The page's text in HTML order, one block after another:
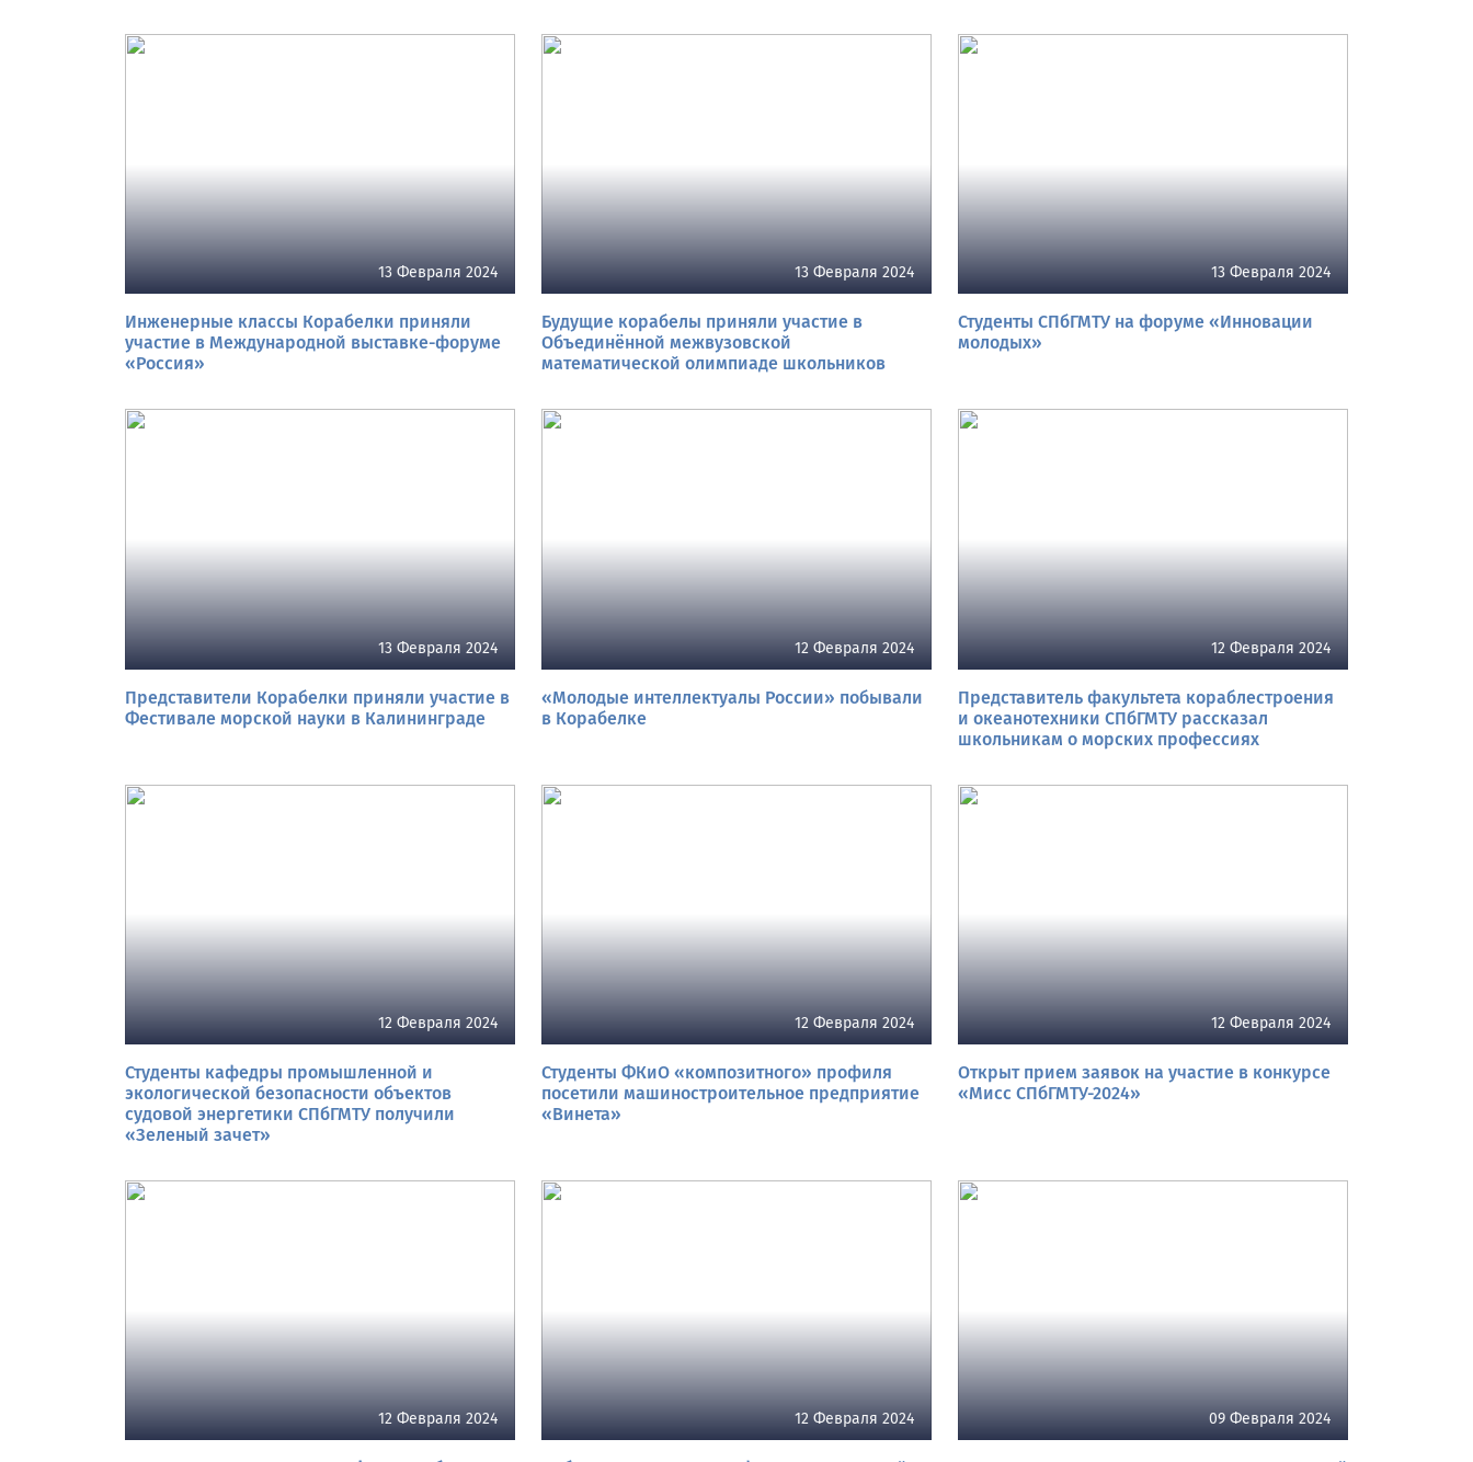
13 Февраля 2024
Инженерные классы Корабелки приняли
участие в Международной выставке-форуме
«Россия»
13 Февраля 2024
Будущие корабелы приняли участие в
Объединённой межвузовской
математической олимпиаде школьников
13 Февраля 2024
Студенты СПбГМТУ на форуме «Инновации
молодых»
13 Февраля 2024
Представители Корабелки приняли участие в
Фестивале морской науки в Калининграде
12 Февраля 2024
«Молодые интеллектуалы России» побывали
в Корабелке
12 Февраля 2024
Представитель факультета кораблестроения
и океанотехники СПбГМТУ рассказал
школьникам о морских профессиях
12 Февраля 2024
Студенты кафедры промышленной и
экологической безопасности объектов
судовой энергетики СПбГМТУ получили
«Зеленый зачет»
12 Февраля 2024
Студенты ФКиО «композитного» профиля
посетили машиностроительное предприятие
«Винета»
12 Февраля 2024
Открыт прием заявок на участие в конкурсе
«Мисс СПбГМТУ-2024»
12 Февраля 2024 12 Февраля 2024 09 Февраля 2024